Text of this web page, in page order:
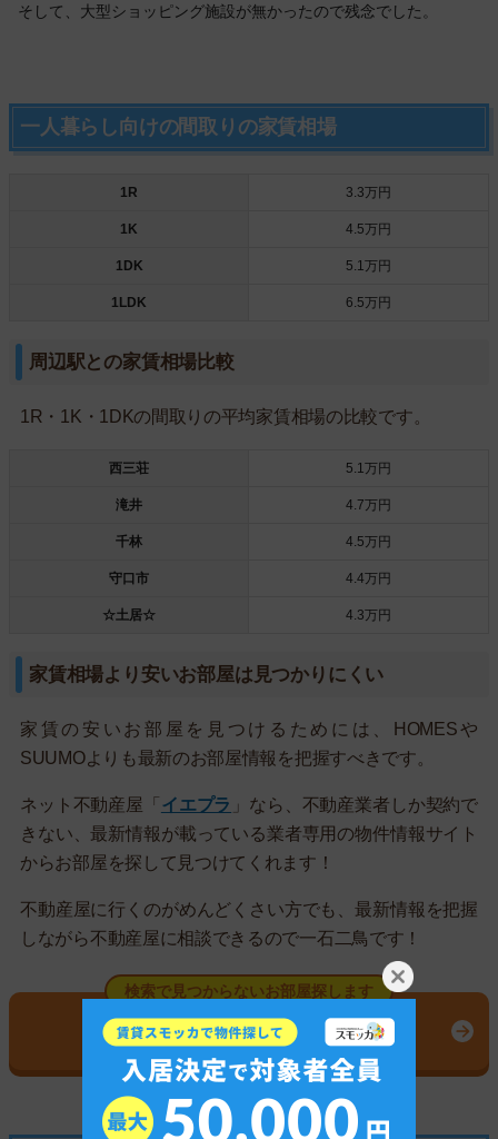
そして、大型ショッピング施設が無かったので残念でした。
一人暮らし向けの間取りの家賃相場
1R 3.3万円
1K 4.5万円
1DK 5.1万円
1LDK 6.5万円
周辺駅との家賃相場比較
1R・1K・1DKの間取りの平均家賃相場の比較です。
西三荘 5.1万円
滝井 4.7万円
千林 4.5万円
守口市 4.4万円
☆土居☆ 4.3万円
家賃相場より安いお部屋は見つかりにくい
家賃の安いお部屋を見つけるためには、HOMESや
SUUMOよりも最新のお部屋情報を把握すべきです。
ネット不動産屋「 イエプラ 」なら、不動産業者しか契約で
きない、最新情報が載っている業者専用の物件情報サイト
からお部屋を探して見つけてくれます！
不動産屋に行くのがめんどくさい方でも、最新情報を把握
しながら不動産屋に相談できるので一石二鳥です！
検索で見つからないお部屋探します
イエプラの公式サイトはこちら